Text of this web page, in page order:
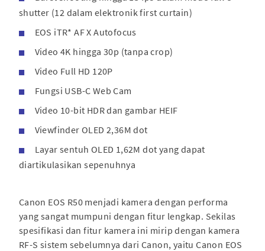
shutter (12 dalam elektronik first curtain)
EOS iTR* AF X Autofocus
Video 4K hingga 30p (tanpa crop)
Video Full HD 120P
Fungsi USB-C Web Cam
Video 10-bit HDR dan gambar HEIF
Viewfinder OLED 2,36M dot
Layar sentuh OLED 1,62M dot yang dapat
diartikulasikan sepenuhnya
Canon EOS R50 menjadi kamera dengan performa
yang sangat mumpuni dengan fitur lengkap. Sekilas
spesifikasi dan fitur kamera ini mirip dengan kamera
RF-S sistem sebelumnya dari Canon, yaitu Canon EOS